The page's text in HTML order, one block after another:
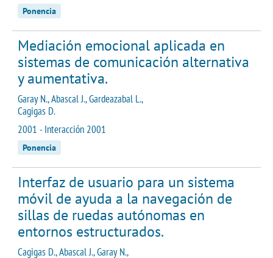
Ponencia
Mediación emocional aplicada en
sistemas de comunicación alternativa
y aumentativa.
Garay N., Abascal J., Gardeazabal L.,
Cagigas D.
2001 - Interacción 2001
Ponencia
Interfaz de usuario para un sistema
móvil de ayuda a la navegación de
sillas de ruedas autónomas en
entornos estructurados.
Cagigas D., Abascal J., Garay N.,